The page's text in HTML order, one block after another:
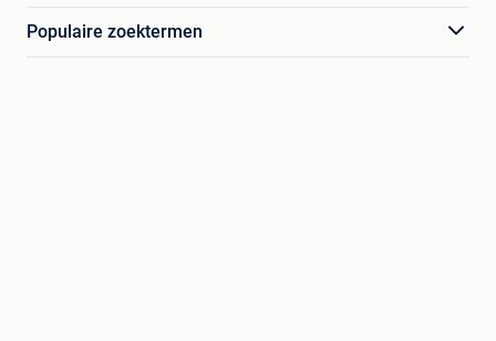
Populaire zoektermen